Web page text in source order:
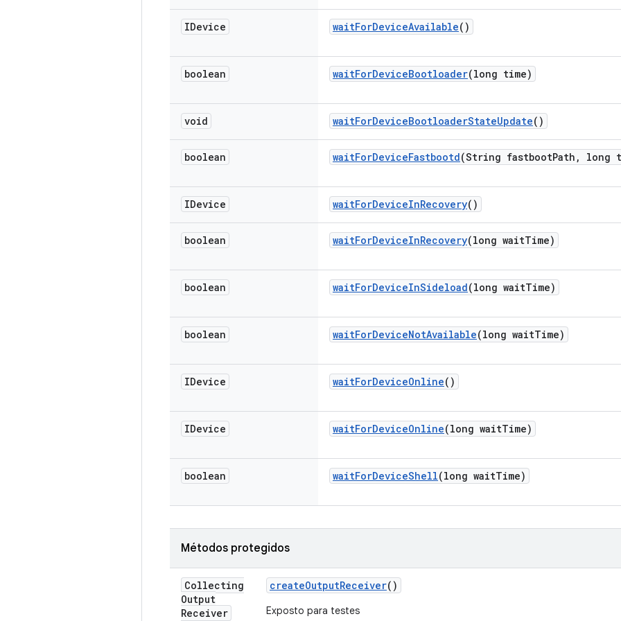
IDevice waitForDeviceAvailable()
boolean waitForDeviceBootloader(long time)
void waitForDeviceBootloaderStateUpdate()
boolean waitForDeviceFastbootd(String fastbootPath , long
IDevice waitForDeviceInRecovery()
boolean waitForDeviceInRecovery(long waitTime)
boolean waitForDeviceInSideload(long waitTime)
boolean waitForDeviceNotAvailable(long waitTime)
IDevice waitForDeviceOnline()
IDevice waitForDeviceOnline(long waitTime)
boolean waitForDeviceShell(long waitTime)
Métodos protegidos
Collecting
Output
Receiver
createOutputReceiver()
Exposto para testes